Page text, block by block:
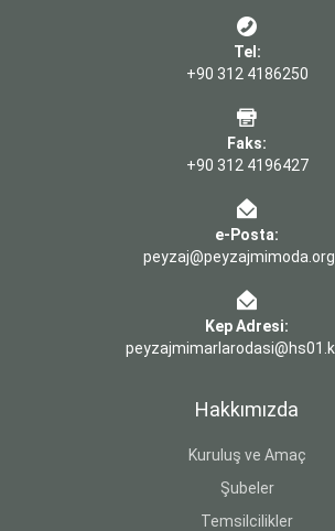
Tel:
+90 312 4186250
Faks:
+90 312 4196427
e-Posta:
Kep Adresi:
Hakkımızda
Kuruluş ve Amaç
Şubeler
Temsilcilikler